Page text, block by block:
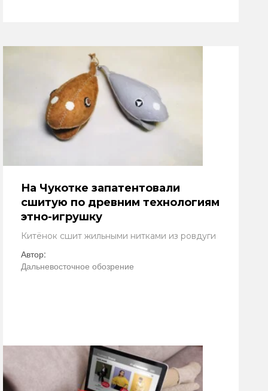
На Чукотке запатентовали
сшитую по древним технологиям
этно-игрушку
Китёнок сшит жильными нитками из ровдуги
Автор:
Дальневосточное обозрение